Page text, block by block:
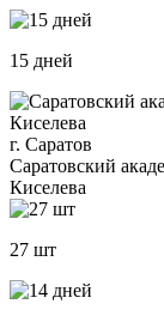
15 дней
г. Саратов
Саратовский
Киселева
27 шт